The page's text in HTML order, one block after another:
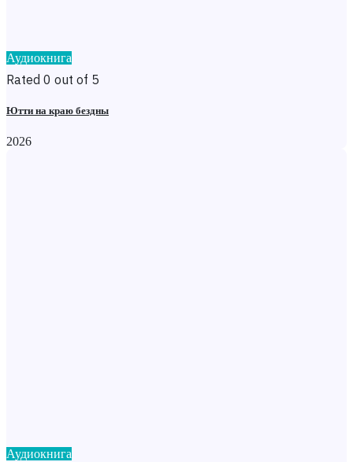
Аудиокнига
Rated 0 out of 5
Ютти на краю бездны
2026
Аудиокнига